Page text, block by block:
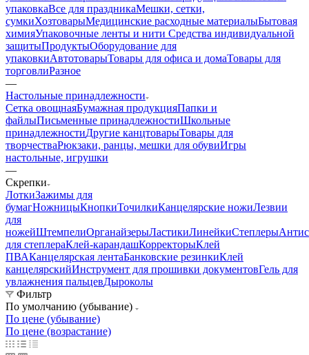
упаковкаВсе для праздникаМешки, сетки,
сумкиХозтоварыМедицинские расходные материалыБытовая
химияУпаковочные ленты и нити Средства индивидуальной
защитыПродуктыОборудование для
упаковкиАвтотоварыТовары для офиса и домаТовары для
торговлиРазное
—
Настольные принадлежности
Сетка овощнаяБумажная продукцияПапки и
файлыПисьменные принадлежностиШкольные
принадлежностиДругие канцтоварыТовары для
творчестваРюкзаки, ранцы, мешки для обувиИгры
настольные, игрушки
—
Скрепки
ЛоткиЗажимы для
бумагНожницыКнопкиТочилкиКанцелярские ножиЛезвии
для
ножейШтемпелиОрганайзерыЛастикиЛинейкиСтеплеры
для степлераКлей-карандашКорректорыКлей
ПВАКанцелярская лентаБанковские резинкиКлей
канцелярскийИнструмент для прошивки документовГель для
увлажнения пальцевДыроколы
Фильтр
По умолчанию (убывание)
По цене (убывание)
По цене (возрастание)